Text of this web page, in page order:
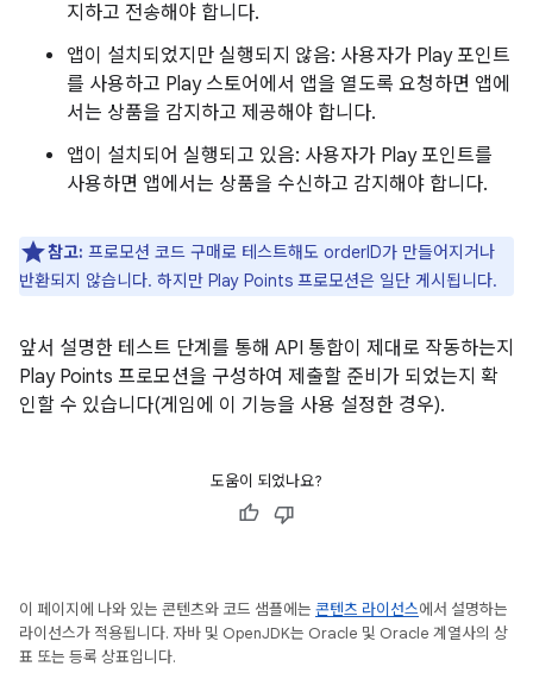
지하고 전송해야 합니다.
앱이 설치되었지만 실행되지 않음: 사용자가 Play 포인트
를 사용하고 Play 스토어에서 앱을 열도록 요청하면 앱에
서는 상품을 감지하고 제공해야 합니다.
앱이 설치되어 실행되고 있음: 사용자가 Play 포인트를
사용하면 앱에서는 상품을 수신하고 감지해야 합니다.
참고: 프로모션 코드 구매로 테스트해도 orderID가 만들어지거나
반환되지 않습니다. 하지만 Play Points 프로모션은 일단 게시됩니다.
앞서 설명한 테스트 단계를 통해 API 통합이 제대로 작동하는지
Play Points 프로모션을 구성하여 제출할 준비가 되었는지 확
인할 수 있습니다(게임에 이 기능을 사용 설정한 경우).
도움이 되었나요?
이 페이지에 나와 있는 콘텐츠와 코드 샘플에는 콘텐츠 라이선스에서 설명하는
라이선스가 적용됩니다. 자바 및 OpenJDK는 Oracle 및 Oracle 계열사의 상
표 또는 등록 상표입니다.